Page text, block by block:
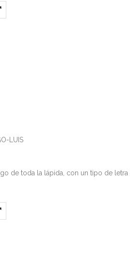
LUIS
de toda la lápida, con un tipo de letra